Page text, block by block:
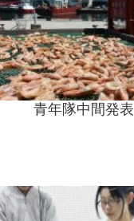
青年隊中間発表